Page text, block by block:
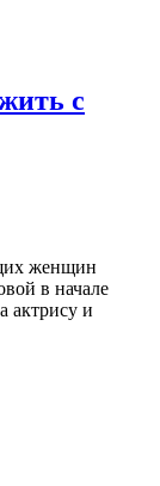
с
женщин
в начале
актрису и